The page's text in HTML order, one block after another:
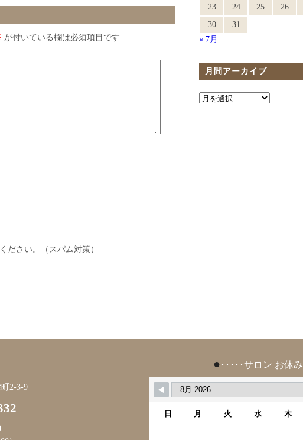
が付いている欄は必須項目です
ださい。（スパム対策）
23
24 25 26
30
31
« 7月
月間アーカイブ
2-3-9
● ･････サロン お休み
日 月 火 水 木